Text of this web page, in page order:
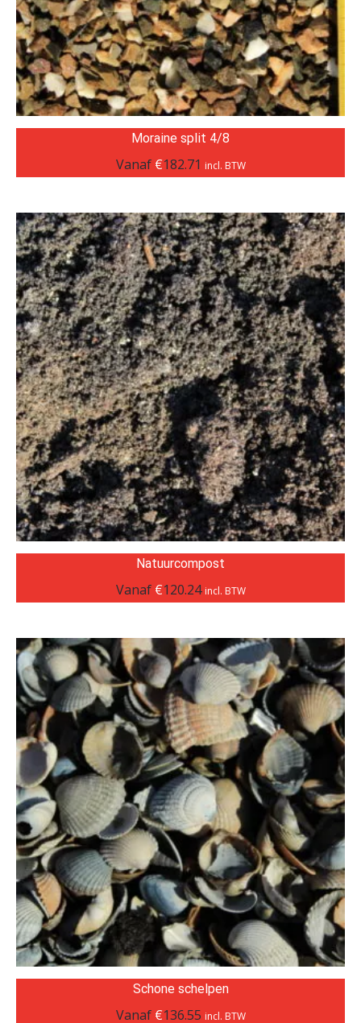
Moraine split 4/8
Vanaf €182.71 incl. BTW
Natuurcompost
Vanaf €120.24 incl. BTW
Schone schelpen
Vanaf €136.55 incl. BTW